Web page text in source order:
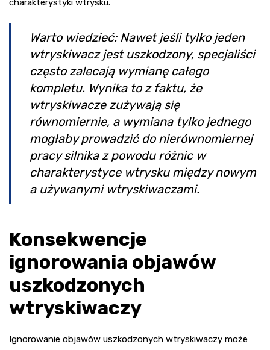
charakterystyki wtrysku.
Warto wiedzieć: Nawet jeśli tylko jeden
wtryskiwacz jest uszkodzony, specjaliści
często zalecają wymianę całego
kompletu. Wynika to z faktu, że
wtryskiwacze zużywają się
równomiernie, a wymiana tylko jednego
mogłaby prowadzić do nierównomiernej
pracy silnika z powodu różnic w
charakterystyce wtrysku między nowym
a używanymi wtryskiwaczami.
Konsekwencje
ignorowania objawów
uszkodzonych
wtryskiwaczy
Ignorowanie objawów uszkodzonych wtryskiwaczy może